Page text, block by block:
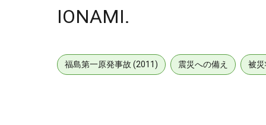
IONAMI.
福島第一原発事故 (2011) 震災への備え 被災